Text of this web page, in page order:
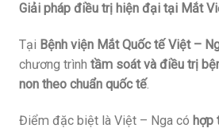
Giải pháp điều trị hiện đại tại Mắt
Tại Bệnh viện Mắt Quốc tế Việt –
chương trình tầm soát và điều trị
non theo chuẩn quốc tế.
Điểm đặc biệt là Việt – Nga có hợp